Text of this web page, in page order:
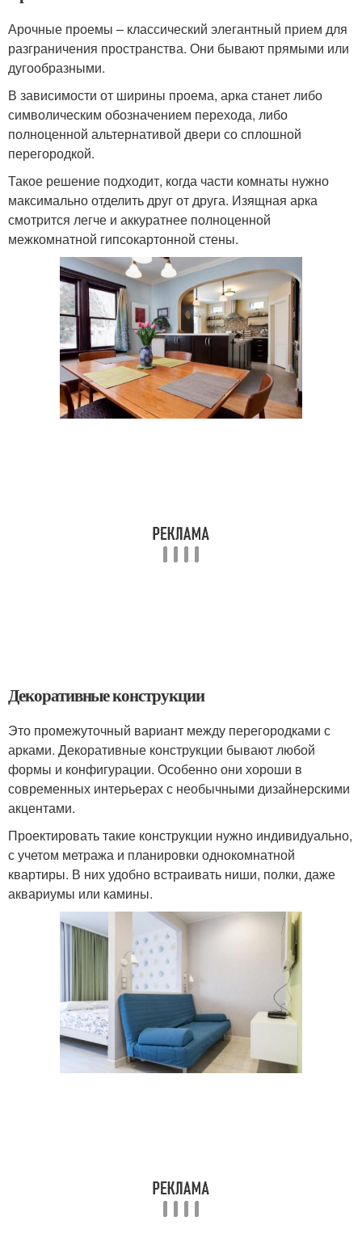
Арочные проемы – классический элегантный прием для
разграничения пространства. Они бывают прямыми или
дугообразными.
В зависимости от ширины проема, арка станет либо
символическим обозначением перехода, либо
полноценной альтернативой двери со сплошной
перегородкой.
Такое решение подходит, когда части комнаты нужно
максимально отделить друг от друга. Изящная арка
смотрится легче и аккуратнее полноценной
межкомнатной гипсокартонной стены.
Декоративные конструкции
Это промежуточный вариант между перегородками с
арками. Декоративные конструкции бывают любой
формы и конфигурации. Особенно они хороши в
современных интерьерах с необычными дизайнерскими
акцентами.
Проектировать такие конструкции нужно индивидуально,
с учетом метража и планировки однокомнатной
квартиры. В них удобно встраивать ниши, полки, даже
аквариумы или камины.